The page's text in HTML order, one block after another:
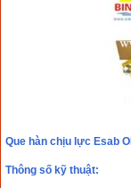
Que hàn chịu lực Esab
Thông số kỹ thuật: